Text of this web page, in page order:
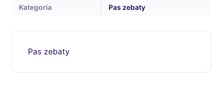
Kategoria
Pas zebaty
Pas zebaty